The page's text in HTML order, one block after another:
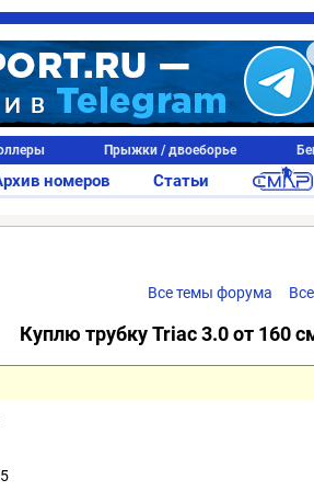
Прыжки / двоеборье
номеров Статьи
Все темы форума
Куплю трубку Triac 3.0 от 160